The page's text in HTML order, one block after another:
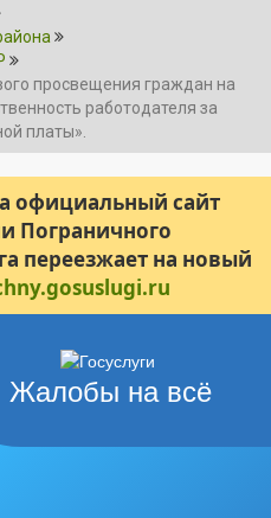
просвещения граждан на
работодателя за
платы».
официальный сайт
Пограничного
переезжает на новый
Жалобы на всё